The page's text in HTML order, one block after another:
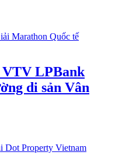
LPBank
di sản Vân